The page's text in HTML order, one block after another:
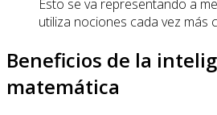
Esto se va representando a
utiliza nociones cada vez más
Beneficios de la
matemática